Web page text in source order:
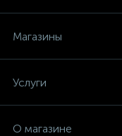
Магазины
Услуги
О магазине